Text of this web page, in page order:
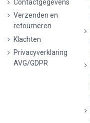
Contactgegevens
Verzenden en
retourneren
Klachten
Privacyverklaring
AVG/GDPR